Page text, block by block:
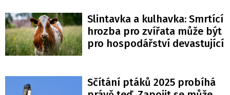
Slintavka a kulhavka: Smrtící
hrozba pro zvířata může být
pro hospodářství devastující
Sčítání ptáků 2025 probíhá